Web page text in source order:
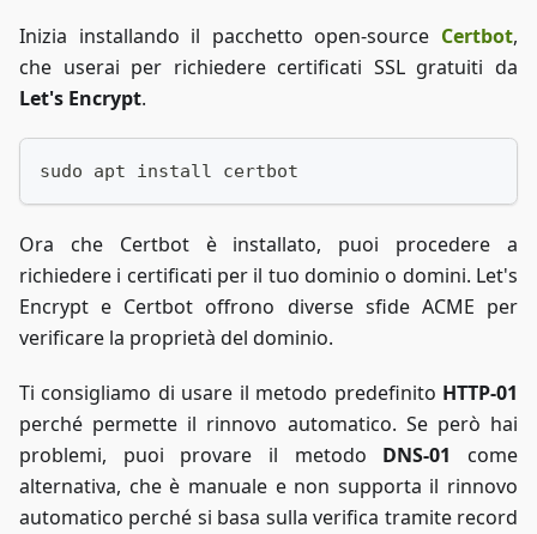
Inizia installando il pacchetto open-source Certbot,
che userai per richiedere certificati SSL gratuiti da
Let's Encrypt.
sudo apt install certbot
Ora che Certbot è installato, puoi procedere a
richiedere i certificati per il tuo dominio o domini. Let's
Encrypt e Certbot offrono diverse sfide ACME per
verificare la proprietà del dominio.
Ti consigliamo di usare il metodo predefinito HTTP-01
perché permette il rinnovo automatico. Se però hai
problemi, puoi provare il metodo DNS-01
come
alternativa, che è manuale e non supporta il rinnovo
automatico perché si basa sulla verifica tramite record